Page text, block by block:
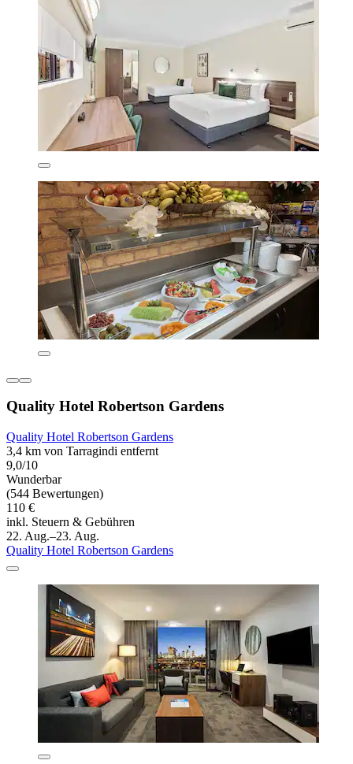
Quality Hotel Robertson Gardens
Quality Hotel Robertson Gardens
3,4 km von Tarragindi entfernt
9,0/10
Wunderbar
(544 Bewertungen)
110 €
inkl. Steuern & Gebühren
22. Aug.–23. Aug.
Quality Hotel Robertson Gardens